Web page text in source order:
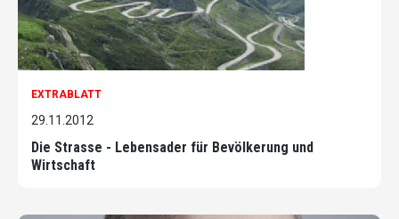
EXTRABLATT
29.11.2012
Die Strasse - Lebensader für Bevölkerung und
Wirtschaft